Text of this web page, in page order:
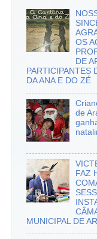
OS
DE
PARTICIPANTES
DA ANA E DO ZÉ
de
FAZ
MUNICIPAL DE